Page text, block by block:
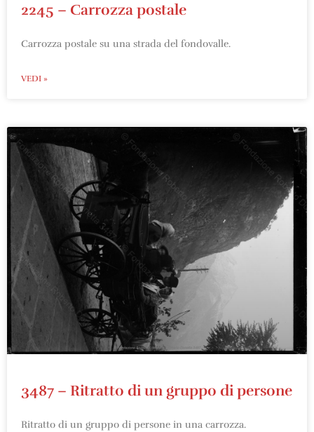
2245 – Carrozza postale
Carrozza postale su una strada del fondovalle.
VEDI »
3487 – Ritratto di un gruppo di persone
Ritratto di un gruppo di persone in una carrozza.